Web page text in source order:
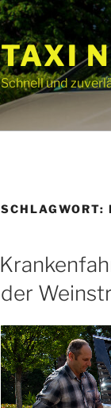
TAXI
Schnell und
SCHLAGWORT:
der